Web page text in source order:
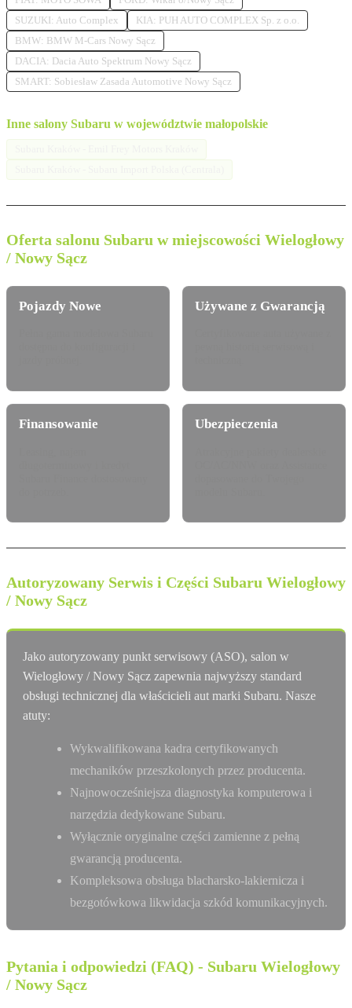
SUZUKI: Auto Complex
KIA: PUH AUTO COMPLEX Sp. z o.o.
BMW: BMW M-Cars Nowy Sącz
DACIA: Dacia Auto Spektrum Nowy Sącz
SMART: Sobiesław Zasada Automotive Nowy Sącz
Inne salony Subaru w województwie małopolskie
Oferta salonu Subaru w miejscowości Wielogłowy
/ Nowy Sącz
Pojazdy Nowe Używane z Gwarancją
Finansowanie Ubezpieczenia
Autoryzowany Serwis i Części Subaru Wielogłowy
/ Nowy Sącz
Jako autoryzowany punkt serwisowy (ASO), salon w
Wielogłowy / Nowy Sącz zapewnia najwyższy standard
obsługi technicznej dla właścicieli aut marki Subaru. Nasze
atuty:
Wykwalifikowana kadra certyfikowanych
mechaników przeszkolonych przez producenta.
Najnowocześniejsza diagnostyka komputerowa i
narzędzia dedykowane Subaru.
Wyłącznie oryginalne części zamienne z pełną
gwarancją producenta.
Kompleksowa obsługa blacharsko-lakiernicza i
bezgotówkowa likwidacja szkód komunikacyjnych.
Pytania i odpowiedzi (FAQ) - Subaru Wielogłowy
/ Nowy Sącz